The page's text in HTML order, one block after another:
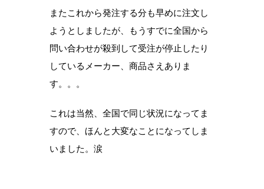
またこれから発注する分も早めに注文し
ようとしましたが、もうすでに全国から
問い合わせが殺到して受注が停止したり
しているメーカー、商品さえありま
す。。。
これは当然、全国で同じ状況になってま
すので、ほんと大変なことになってしま
いました。涙